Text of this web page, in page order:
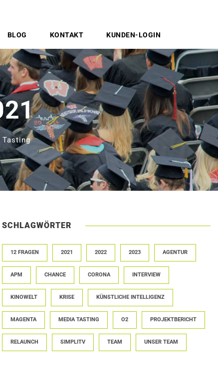
BLOG KONTAKT KUNDEN-LOGIN
Tasting
SCHLAGWÖRTER
12 FRAGEN 2021 2022 2023 AGENTUR
APM CHANCE CORONA INTERVIEW
KINOWELT KRISE KÜNSTLICHE INTELLIGENZ
MAGENTA MEDIA TASTING O2 PROJEKTBERICHT
RELAUNCH SIMPLITV TEAM UNSER TEAM